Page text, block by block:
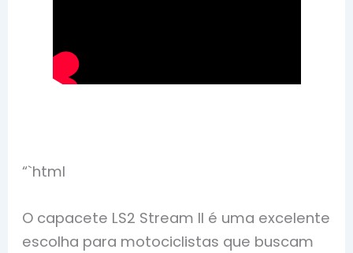
“`html
O capacete LS2 Stream II é uma excelente
escolha para motociclistas que buscam